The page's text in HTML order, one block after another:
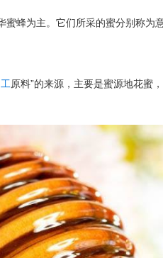
蜂为主。它们所采的蜜分别称为
原料”的来源，主要是蜜源地花蜜